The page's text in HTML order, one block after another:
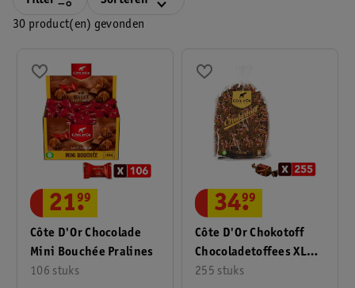
30 product(en) gevonden
Côte D'Or Chocolade
Mini Bouchée Pralines
106 stuks
21.
99
Côte D'Or Chokotoff
Chocoladetoffees XL
Zak
255 stuks
34.
99